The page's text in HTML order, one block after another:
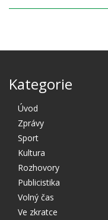
Kategorie
Úvod
Zprávy
Sport
Kultura
Rozhovory
Publicistika
Volný čas
Ve zkratce